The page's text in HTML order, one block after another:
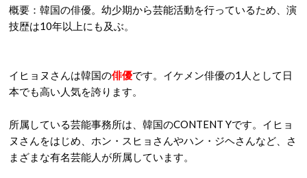
概要：韓国の俳優。幼少期から芸能活動を行っているため、演
技歴は10年以上にも及ぶ。
イヒョヌさんは韓国の俳優です。イケメン俳優の1人として日
本でも高い人気を誇ります。
所属している芸能事務所は、韓国のCONTENT Yです。イヒョ
ヌさんをはじめ、ホン・スヒョさんやハン・ジヘさんなど、さ
まざまな有名芸能人が所属しています。